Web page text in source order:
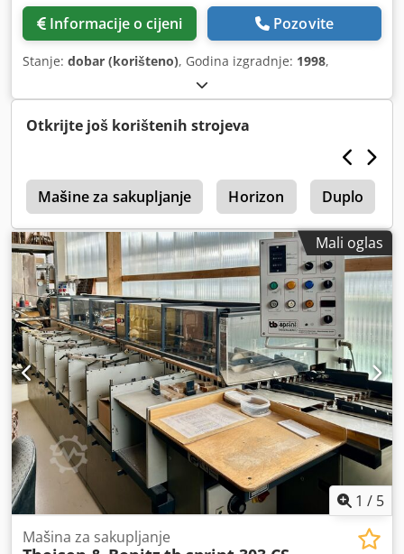
Informacije o cijeni Pozovite
Stanje: dobar (korišteno), Godina izgradnje: 1998,
Otkrijte još korištenih strojeva
Mašine za sakupljanje Horizon Duplo
Mali oglas
1 / 5
Mašina za sakupljanje